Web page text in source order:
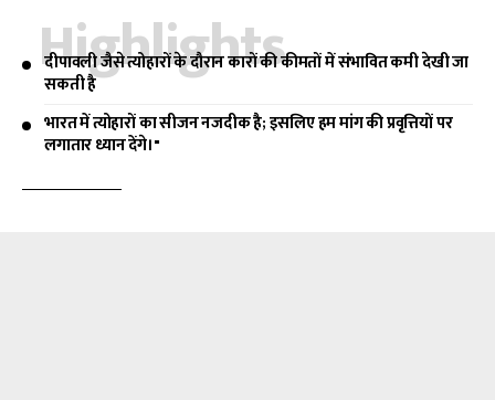
Highlights
दीपावली जैसे त्योहारों के दौरान कारों की कीमतों में संभावित कमी देखी जा
सकती है
भारत में त्योहारों का सीजन नजदीक है; इसलिए हम मांग की प्रवृत्तियों पर
लगातार ध्यान देंगे।"